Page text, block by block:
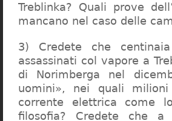
Treblinka? Quali prove
mancano nel caso delle
3) Credete che
assassinati col vapore a
di Norimberga nel
uomini», nei quali
corrente elettrica come
filosofia? Credete che